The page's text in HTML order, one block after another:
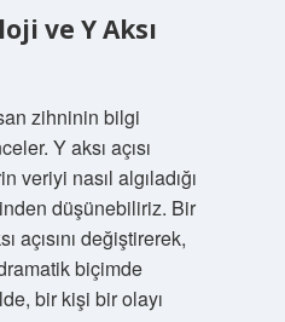
ve Y Aksı
zihninin bilgi
Y aksı açısı
veriyi nasıl algıladığı
düşünebiliriz. Bir
açısını değiştirerek,
biçimde
bir kişi bir olayı